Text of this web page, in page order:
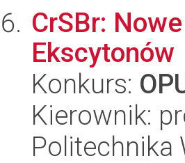
CrSBr:
Ekscytonów
Konkurs:
Kierownik:
Politechnika